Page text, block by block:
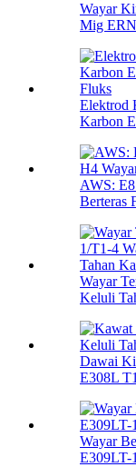
Wayar
Mig
Elektrod
Karbon
AWS:
Berteras
Wayar
Keluli
Dawai
E308L
Wayar
E309LT-